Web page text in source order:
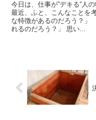
今日は、仕事が”デキる”人
最近、ふと、こんなことを
な特徴があるのだろう？」
れるのだろう？」 思い...